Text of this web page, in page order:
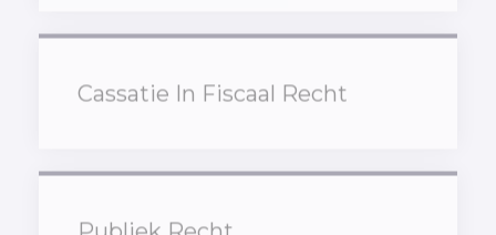
Cassatie In Fiscaal Recht